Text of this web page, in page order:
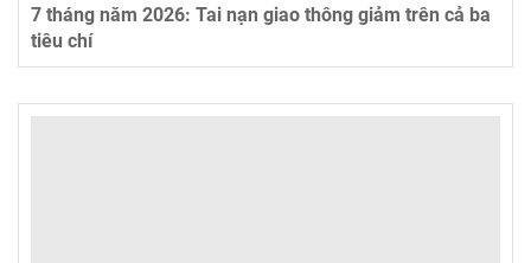
7 tháng năm 2026: Tai nạn giao thông giảm trên cả ba
tiêu chí